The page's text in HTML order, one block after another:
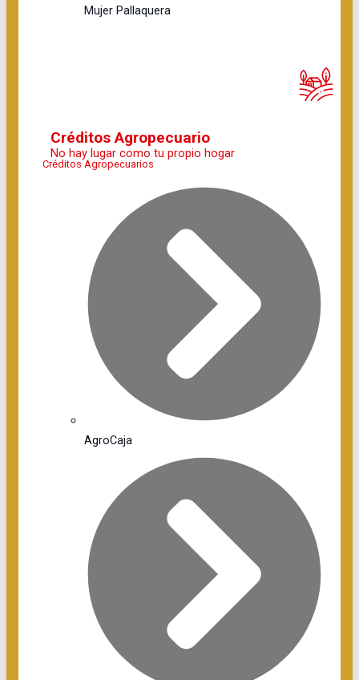
Mujer Pallaquera
Créditos Agropecuario
No hay lugar como tu propio hogar
Créditos Agropecuarios
AgroCaja